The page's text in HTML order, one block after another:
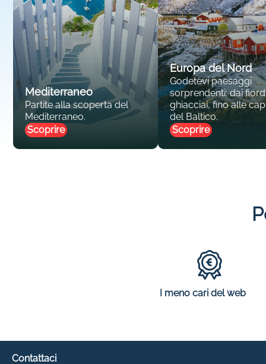
Mediterraneo
Partite alla scoperta del
Mediterraneo.
Scoprire
Europa del Nord
Godetevi paesaggi
sorprendenti: dai
ghiacciai, fino alle
del Baltico.
Scoprire
I meno cari del web
Contattaci